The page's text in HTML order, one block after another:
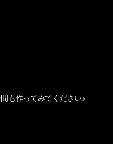
も作ってみてください♪